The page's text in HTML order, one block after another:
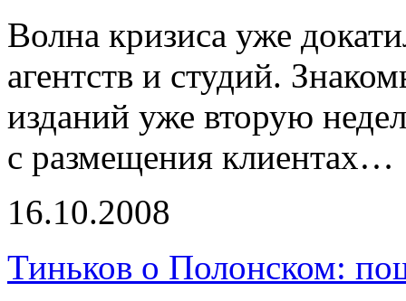
Волна кризиса уже
агентств и студий.
изданий уже вторую
с размещения клиентах…
16.10.2008
Тиньков о Полонском: